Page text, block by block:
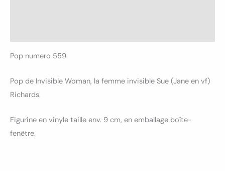
Pop numero 559.
Pop de Invisible Woman, la femme invisible Sue (Jane en vf)
Richards.
Figurine en vinyle taille env. 9 cm, en emballage boîte-
fenêtre.